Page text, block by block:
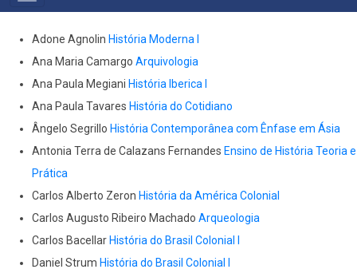
MENU
Adone Agnolin História Moderna I
Ana Maria Camargo Arquivologia
Ana Paula Megiani História Iberica I
Ana Paula Tavares História do Cotidiano
Ângelo Segrillo História Contemporânea com Ênfase em Ásia
Antonia Terra de Calazans Fernandes Ensino de História Teoria e
Prática
Carlos Alberto Zeron História da América Colonial
Carlos Augusto Ribeiro Machado Arqueologia
Carlos Bacellar História do Brasil Colonial I
Daniel Strum História do Brasil Colonial I